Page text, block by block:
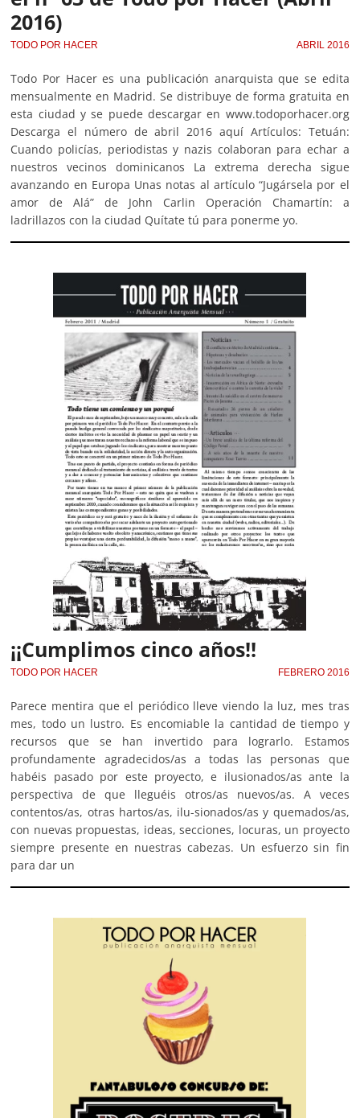
2016)
TODO POR HACER ABRIL 2016
Todo Por Hacer es una publicación anarquista que se edita
mensualmente en Madrid. Se distribuye de forma gratuita en
esta ciudad y se puede descargar en www.todoporhacer.org
Descarga el número de abril 2016 aquí Artículos: Tetuán:
Cuando policías, periodistas y nazis colaboran para echar a
nuestros vecinos dominicanos La extrema derecha sigue
avanzando en Europa Unas notas al artículo “Jugársela por el
amor de Alá” de John Carlin Operación Chamartín: a
ladrillazos con la ciudad Quítate tú para ponerme yo.
¡¡Cumplimos cinco años!!
TODO POR HACER FEBRERO 2016
Parece mentira que el periódico lleve viendo la luz, mes tras
mes, todo un lustro. Es encomiable la cantidad de tiempo y
recursos que se han invertido para lograrlo. Estamos
profundamente agradecidos/as a todas las personas que
habéis pasado por este proyecto, e ilusionados/as ante la
perspectiva de que lleguéis otros/as nuevos/as. A veces
contentos/as, otras hartos/as, ilu-sionados/as y quemados/as,
con nuevas propuestas, ideas, secciones, locuras, un proyecto
siempre presente en nuestras cabezas. Un esfuerzo sin fin
para dar un